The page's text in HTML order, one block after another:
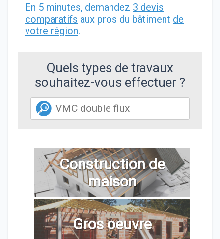
En 5 minutes, demandez 3 devis
comparatifs aux pros du bâtiment de
votre région.
Quels types de travaux
souhaitez-vous effectuer ?
Construction de
maison
Gros oeuvre